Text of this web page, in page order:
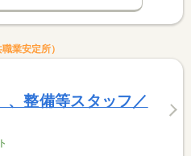
業安定所）
、整備等スタッフ／